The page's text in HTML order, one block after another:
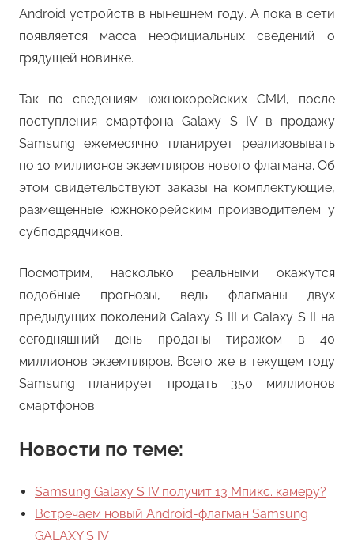
Android устройств в нынешнем году. А пока в сети
появляется масса неофициальных сведений о
грядущей новинке.
Так по сведениям южнокорейских СМИ, после
поступления смартфона Galaxy S IV в продажу
Samsung ежемесячно планирует реализовывать
по 10 миллионов экземпляров нового флагмана. Об
этом свидетельствуют заказы на комплектующие,
размещенные южнокорейским производителем у
субподрядчиков.
Посмотрим, насколько реальными окажутся
подобные прогнозы, ведь флагманы двух
предыдущих поколений Galaxy S III и Galaxy S II на
сегодняшний день проданы тиражом в 40
миллионов экземпляров. Всего же в текущем году
Samsung планирует продать 350 миллионов
смартфонов.
Новости по теме:
Samsung Galaxy S IV получит 13 Мпикс. камеру?
Встречаем новый Android-флагман Samsung
GALAXY S IV